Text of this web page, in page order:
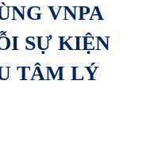
VNPA
SỰ KIỆN
TÂM LÝ